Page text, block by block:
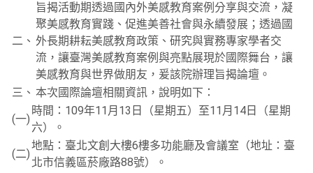
二、
旨揭活動期透過國內外美感教育案例分享與交流，凝
聚美感教育實踐、促進美善社會與永續發展；透過國
外長期耕耘美感教育政策、研究與實務專家學者交
流，讓臺灣美感教育案例與亮點展現於國際舞台，讓
美感教育與世界做朋友，爰該院辦理旨揭論壇。
三、 本次國際論壇相關資訊，說明如下：
(一)
時間：109年11月13日（星期五）至11月14日（星期
六）。
(二)
地點：臺北文創大樓6樓多功能廳及會議室（地址：臺
北市信義區菸廠路88號）。